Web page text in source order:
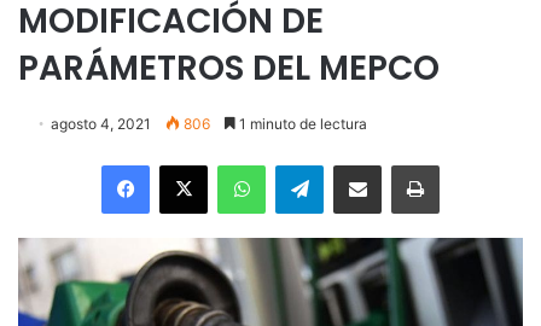
MODIFICACIÓN DE
PARÁMETROS DEL MEPCO
agosto 4, 2021 806 1 minuto de lectura
Facebook
X WhatsAppTelegramEnviar vía email Imprimir